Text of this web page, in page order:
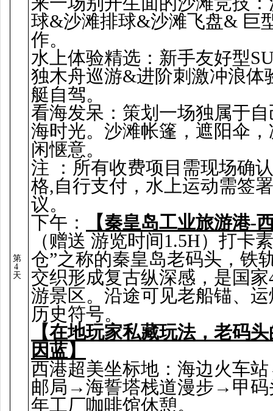
第
4
天
球&沙滩排球&沙滩飞盘& 巨
作。
水上体验精选：新手友好型
独木舟巡游&进阶刺激冲浪体
艇自驾。
看海发呆：策划一场独属于
海时光。沙滩帐篷，遮阳伞
闲惬意。
注 ：所有收费项目需现场确
格,自行支付，水上运动需签
议。
下午：
【秦皇岛工业旅游港-
（赠送 游览时间1.5H）打卡
仓”之称的秦皇岛老码头，铁
交织形成复古纵深感，是国
游景区。沿途可见老船锚、
历史符号。
【在地玩家私藏玩法，老码
因蓝】
西港超美坐标地：海边火车
邮局→海誓塔栈道漫步→甲
年工厂咖啡馆休憩。